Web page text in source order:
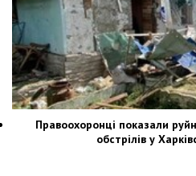
Правоохоронці показали
обстрілів у